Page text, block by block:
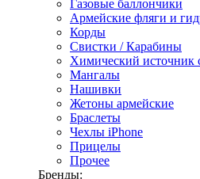
Газовые баллончики
Армейские фляги и
Корды
Свистки / Карабины
Химический источник
Мангалы
Нашивки
Жетоны армейские
Браслеты
Чехлы iPhone
Прицелы
Прочее
Бренды: